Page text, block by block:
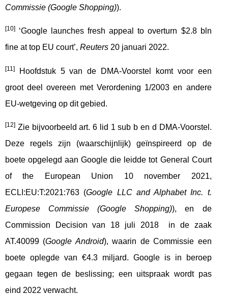
Commissie (Google Shopping)).
[10]
‘Google launches fresh appeal to overturn $2.8 bln
fine at top EU court’, Reuters 20 januari 2022.
[11]
Hoofdstuk 5 van de DMA-Voorstel komt voor een
groot deel overeen met Verordening 1/2003 en andere
EU-wetgeving op dit gebied.
[12] Zie bijvoorbeeld art. 6 lid 1 sub b en d DMA-Voorstel.
Deze regels zijn (waarschijnlijk) geïnspireerd op de
boete opgelegd aan Google die leidde tot General Court
of the European Union 10 november 2021,
ECLI:EU:T:2021:763 (Google LLC and Alphabet Inc. t.
Europese Commissie (Google Shopping)), en de
Commission Decision van 18 juli 2018 in de zaak
AT.40099 (Google Android), waarin de Commissie een
boete oplegde van €4.3 miljard. Google is in beroep
gegaan tegen de beslissing; een uitspraak wordt pas
eind 2022 verwacht.